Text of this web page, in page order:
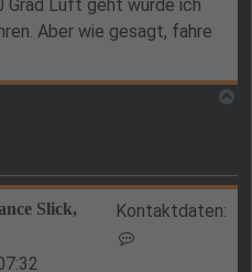
Grad Luft geht würde ich
Aber wie gesagt, fahre
Slick,
Kontaktdaten: